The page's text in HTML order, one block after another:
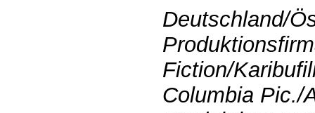
Deutschland/
Fiction/
Columbia Pic./